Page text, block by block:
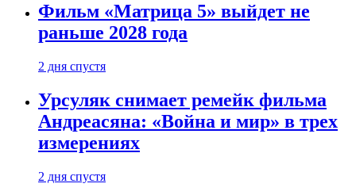
Фильм «Матрица 5» выйдет не
раньше 2028 года
2 дня спустя
Урсуляк снимает ремейк фильма
Андреасяна: «Война и мир» в трех
измерениях
2 дня спустя